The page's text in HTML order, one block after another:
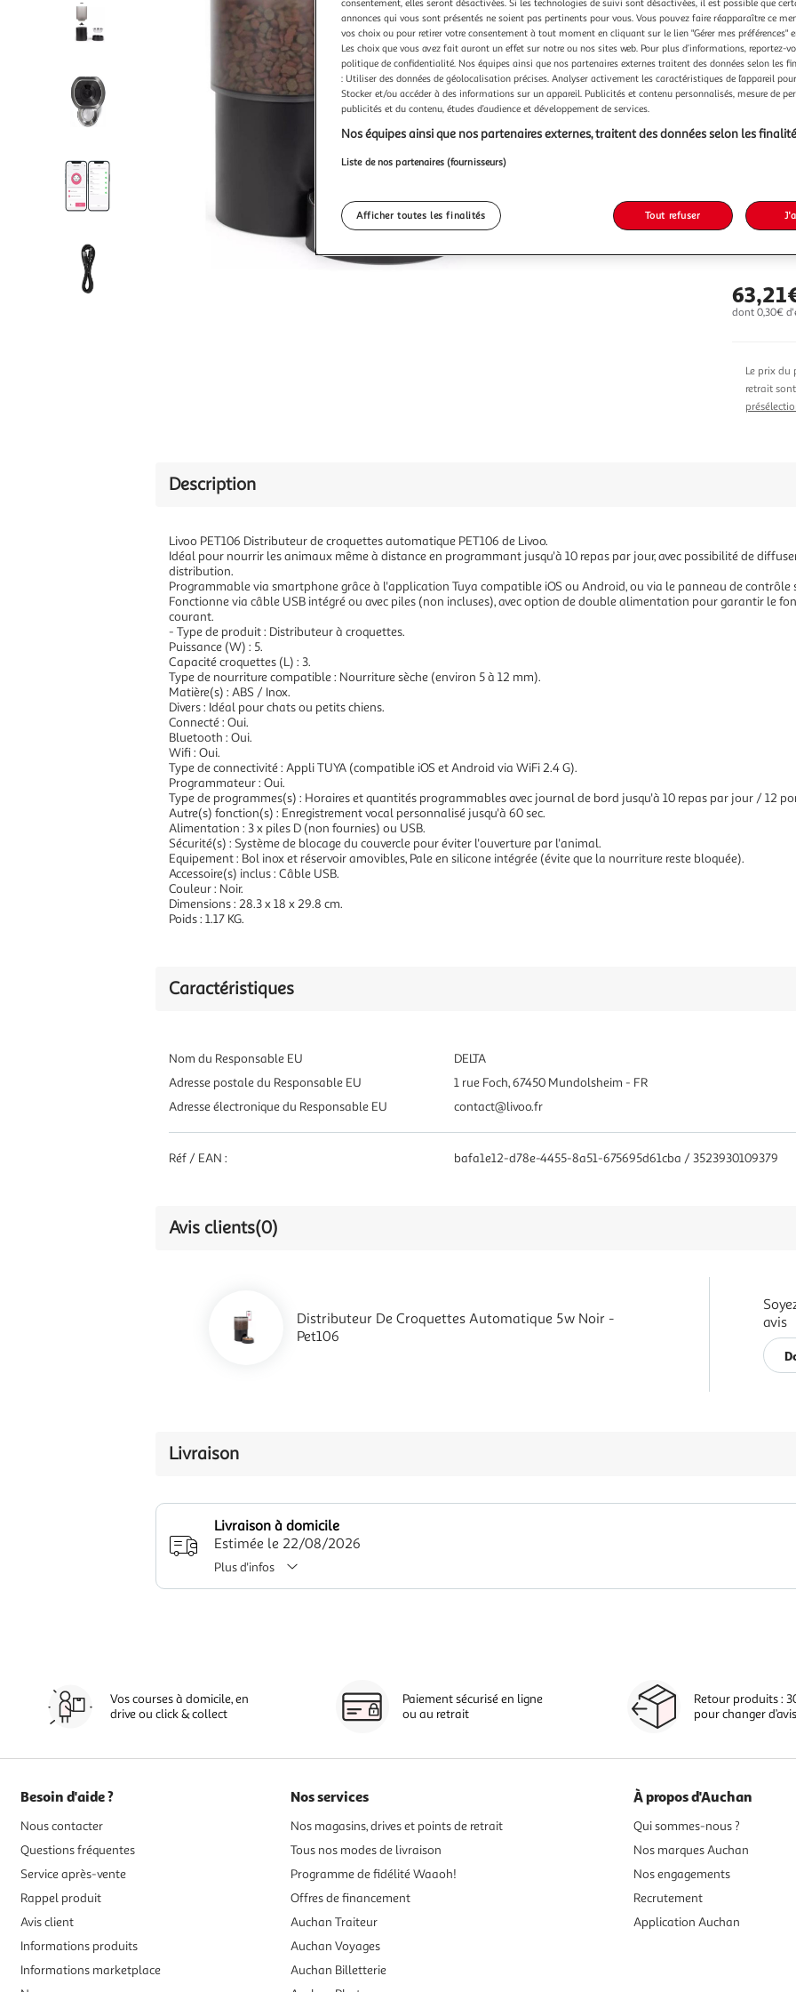
Vendu
Vendu
dont 0,30€
Le prix du
retrait
Description
Livoo PET106 Distributeur de croquettes automatique PET106 de Livoo.
Idéal pour nourrir les animaux même à distance en programmant jusqu'à 10 repas par jour, avec possibilité de
distribution.
Programmable via smartphone grâce à l'application Tuya compatible iOS ou Android, ou via le panneau de contrôle
Fonctionne via câble USB intégré ou avec piles (non incluses), avec option de double alimentation pour garantir le
courant.
- Type de produit : Distributeur à croquettes.
Puissance (W) : 5.
Capacité croquettes (L) : 3.
Type de nourriture compatible : Nourriture sèche (environ 5 à 12 mm).
Matière(s) : ABS / Inox.
Divers : Idéal pour chats ou petits chiens.
Connecté : Oui.
Bluetooth : Oui.
Wifi : Oui.
Type de connectivité : Appli TUYA (compatible iOS et Android via WiFi 2.4 G).
Programmateur : Oui.
Type de programmes(s) : Horaires et quantités programmables avec journal de bord jusqu'à 10 repas par jour / 12
Autre(s) fonction(s) : Enregistrement vocal personnalisé jusqu'à 60 sec.
Alimentation : 3 x piles D (non fournies) ou USB.
Sécurité(s) : Système de blocage du couvercle pour éviter l'ouverture par l'animal.
Equipement : Bol inox et réservoir amovibles, Pale en silicone intégrée (évite que la nourriture reste bloquée).
Accessoire(s) inclus : Câble USB.
Couleur : Noir.
Dimensions : 28.3 x 18 x 29.8 cm.
Poids : 1.17 KG.
Caractéristiques
Nom du Responsable EU
DELTA
Adresse postale du Responsable EU
1 rue Foch, 67450 Mundolsheim - FR
Adresse électronique du Responsable EU
contact@livoo.fr
Réf / EAN : bafa1e12-d78e-4455-8a51-675695d61cba / 3523930109379
Avis clients(0)
Distributeur De Croquettes Automatique 5w Noir -
Pet106
avis
Livraison
Livraison à domicile
Estimée le 22/08/2026
Plus d'infos
Vos courses à domicile, en
drive ou click & collect
Paiement sécurisé en ligne
ou au retrait
Retour produits :
pour changer d’avis
Besoin d'aide ?
Nous contacter
Questions fréquentes
Service après-vente
Rappel produit
Avis client
Informations produits
Informations marketplace
Nos services
Nos magasins, drives et points de retrait
Tous nos modes de livraison
Programme de fidélité Waaoh!
Offres de financement
Auchan Traiteur
Auchan Voyages
Auchan Billetterie
À propos d'Auchan
Qui sommes-nous ?
Nos marques Auchan
Nos engagements
Recrutement
Application Auchan
consentement, elles seront désactivées. Si les technologies de suivi sont désactivées, il est possible que
annonces qui vous sont présentés ne soient pas pertinents pour vous. Vous pouvez faire réapparaître ce
vos choix ou pour retirer votre consentement à tout moment en cliquant sur le lien "Gérer mes préférences"
Les choix que vous avez fait auront un effet sur notre ou nos sites web. Pour plus d’informations, reportez-
politique de confidentialité. Nos équipes ainsi que nos partenaires externes traitent des données selon les
: Utiliser des données de géolocalisation précises. Analyser activement les caractéristiques de l’appareil
Stocker et/ou accéder à des informations sur un appareil. Publicités et contenu personnalisés, mesure de
publicités et du contenu, études d’audience et développement de services.
Nos équipes ainsi que nos partenaires externes, traitent des données selon les
Liste de nos partenaires (fournisseurs)
Afficher toutes les finalités Tout refuser